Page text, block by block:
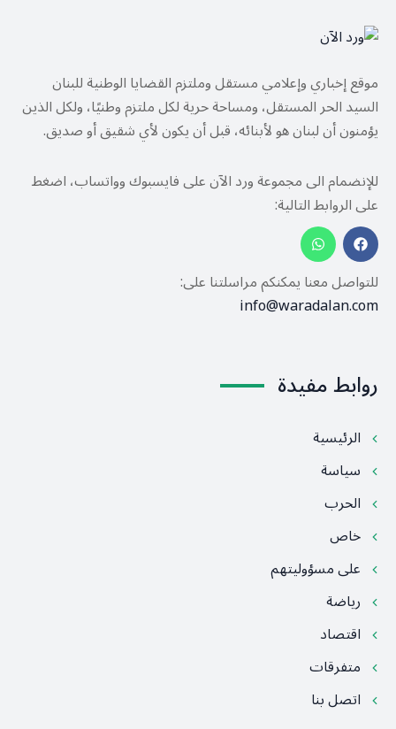
موقع إخباري وإعلامي مستقل وملتزم القضايا الوطنية للبنان
السيد الحر المستقل، ومساحة حرية لكل ملتزم وطنيًا، ولكل الذين
يؤمنون أن لبنان هو لأبنائه، قبل أن يكون لأي شقيق أو صديق.
للإنضمام الى مجموعة ورد الآن على فايسبوك وواتساب، اضغط
على الروابط التالية:
للتواصل معنا يمكنكم مراسلتنا على:
info@waradalan.com
روابط مفيدة
الرئيسية
سياسة
الحرب
خاص
على مسؤوليتهم
رياضة
اقتصاد
متفرقات
اتصل بنا